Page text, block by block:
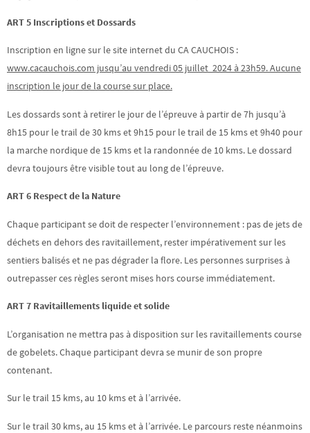
ART 5 Inscriptions et Dossards
Inscription en ligne sur le site internet du CA CAUCHOIS :
www.cacauchois.com jusqu’au vendredi 05 juillet 2024 à 23h59. Aucune
inscription le jour de la course sur place.
Les dossards sont à retirer le jour de l’épreuve à partir de 7h jusqu’à
8h15 pour le trail de 30 kms et 9h15 pour le trail de 15 kms et 9h40 pour
la marche nordique de 15 kms et la randonnée de 10 kms. Le dossard
devra toujours être visible tout au long de l’épreuve.
ART 6 Respect de la Nature
Chaque participant se doit de respecter l’environnement : pas de jets de
déchets en dehors des ravitaillement, rester impérativement sur les
sentiers balisés et ne pas dégrader la flore. Les personnes surprises à
outrepasser ces règles seront mises hors course immédiatement.
ART 7 Ravitaillements liquide et solide
L’organisation ne mettra pas à disposition sur les ravitaillements course
de gobelets. Chaque participant devra se munir de son propre
contenant.
Sur le trail 15 kms, au 10 kms et à l’arrivée.
Sur le trail 30 kms, au 15 kms et à l’arrivée. Le parcours reste néanmoins